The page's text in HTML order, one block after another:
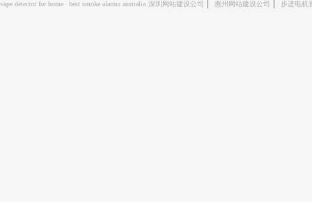
vape detector for home best smoke alarms australia 深圳网站建设公司 惠州网站建设公司 步进电机